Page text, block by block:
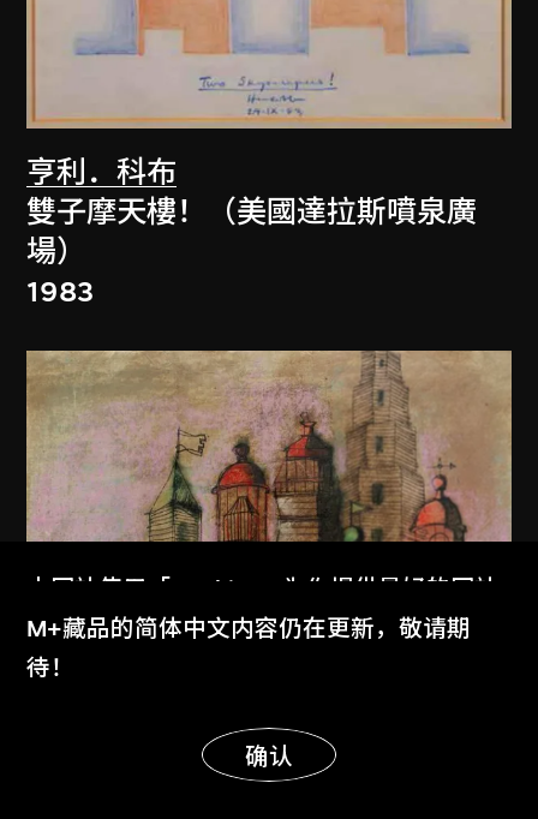
亨利．科布
雙子摩天樓！（美國達拉斯噴泉廣
場）
1983
本网站使用「Cookies」为你提供最好的网站
体验。
了解更多
明白
M+藏品的简体中文内容仍在更新，敬请期
待！
确认
显示更多